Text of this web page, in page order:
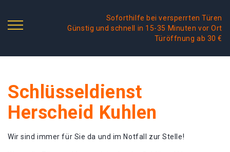
Soforthilfe bei versperrten Türen
Günstig und schnell in 15-35 Minuten vor Ort
Türöffnung ab 30 €
Schlüsseldienst
Herscheid Kuhlen
Wir sind immer für Sie da und im Notfall zur Stelle!